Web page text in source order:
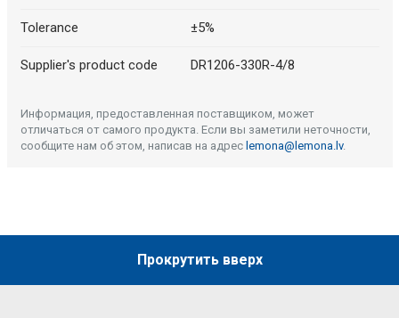
Tolerance ±5%
Supplier's product code DR1206-330R-4/8
Информация, предоставленная поставщиком, может
отличаться от самого продукта. Если вы заметили неточности,
сообщите нам об этом, написав на адрес lemona@lemona.lv.
Прокрутить вверх